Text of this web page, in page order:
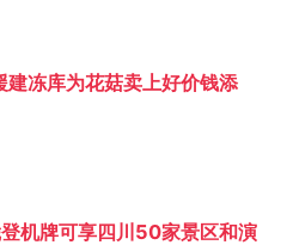
建冻库为花菇卖上好价钱添
机牌可享四川50家景区和演